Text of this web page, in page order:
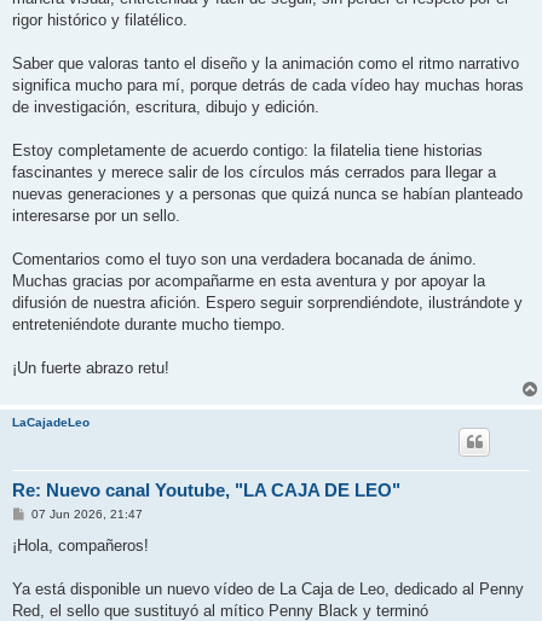
rigor histórico y filatélico.
Saber que valoras tanto el diseño y la animación como el ritmo narrativo
significa mucho para mí, porque detrás de cada vídeo hay muchas horas
de investigación, escritura, dibujo y edición.
Estoy completamente de acuerdo contigo: la filatelia tiene historias
fascinantes y merece salir de los círculos más cerrados para llegar a
nuevas generaciones y a personas que quizá nunca se habían planteado
interesarse por un sello.
Comentarios como el tuyo son una verdadera bocanada de ánimo.
Muchas gracias por acompañarme en esta aventura y por apoyar la
difusión de nuestra afición. Espero seguir sorprendiéndote, ilustrándote y
entreteniéndote durante mucho tiempo.
¡Un fuerte abrazo retu!
LaCajadeLeo
Re: Nuevo canal Youtube, "LA CAJA DE LEO"
M
n
j
07 Jun 2026, 21:47
¡Hola, compañeros!
Ya está disponible un nuevo vídeo de La Caja de Leo, dedicado al Penny
Red, el sello que sustituyó al mítico Penny Black y terminó